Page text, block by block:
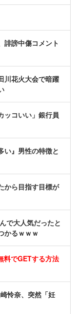
誹謗中傷コメント
川花火大会で暗躍
ッコいい」銀行員
い』男性の特徴と
から目指す目標が
で大人気だったと
かるｗｗｗ
料でGETする方法
怜奈、突然「妊